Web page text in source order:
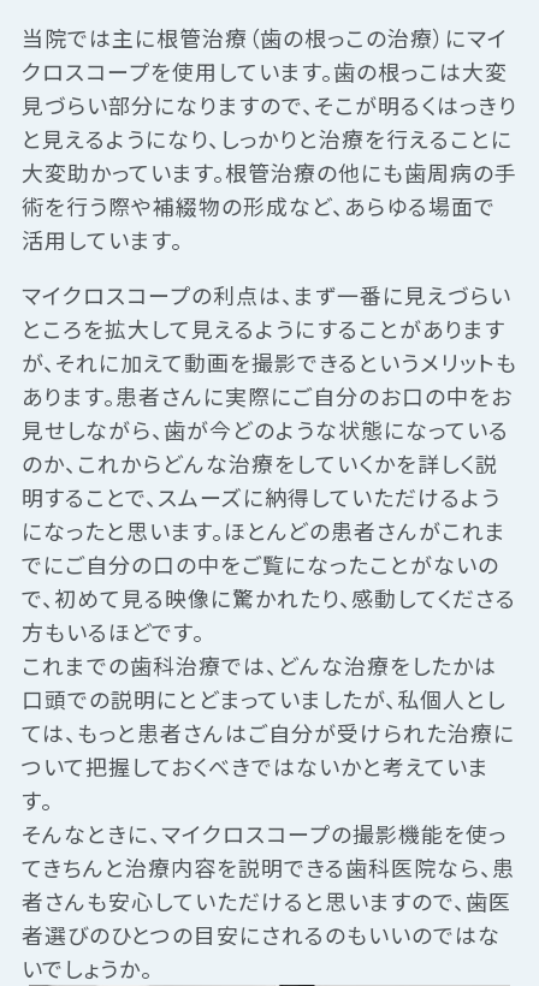
当院では主に根管治療（歯の根っこの治療）にマイ
クロスコープを使用しています。歯の根っこは大変
見づらい部分になりますので、そこが明るくはっきり
と見えるようになり、しっかりと治療を行えることに
大変助かっています。根管治療の他にも歯周病の手
術を行う際や補綴物の形成など、あらゆる場面で
活用しています。
マイクロスコープの利点は、まず一番に見えづらい
ところを拡大して見えるようにすることがあります
が、それに加えて動画を撮影できるというメリットも
あります。患者さんに実際にご自分のお口の中をお
見せしながら、歯が今どのような状態になっている
のか、これからどんな治療をしていくかを詳しく説
明することで、スムーズに納得していただけるよう
になったと思います。ほとんどの患者さんがこれま
でにご自分の口の中をご覧になったことがないの
で、初めて見る映像に驚かれたり、感動してくださる
方もいるほどです。
これまでの歯科治療では、どんな治療をしたかは
口頭での説明にとどまっていましたが、私個人とし
ては、もっと患者さんはご自分が受けられた治療に
ついて把握しておくべきではないかと考えていま
す。
そんなときに、マイクロスコープの撮影機能を使っ
てきちんと治療内容を説明できる歯科医院なら、患
者さんも安心していただけると思いますので、歯医
者選びのひとつの目安にされるのもいいのではな
いでしょうか。